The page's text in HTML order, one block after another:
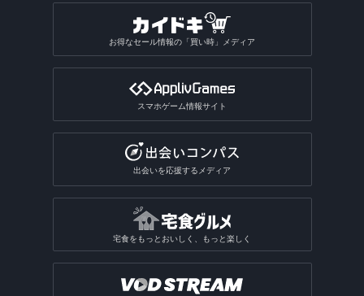
お得なセール情報の「買い時」メディア
スマホゲーム情報サイト
出会いを応援するメディア
宅食をもっとおいしく、もっと楽しく